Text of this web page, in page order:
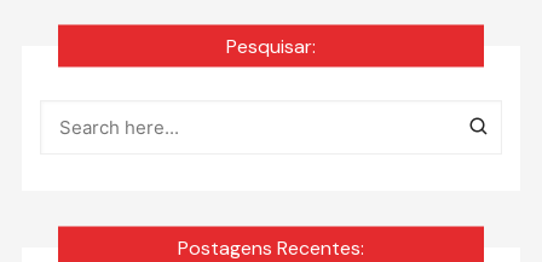
Pesquisar:
Postagens Recentes: